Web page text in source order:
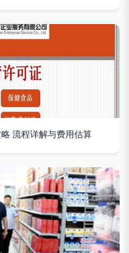
流程详解与费用估算